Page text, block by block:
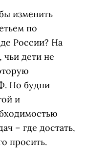
изменить
по
России? На
чьи дети не
Но будни
и
– где достать,
просить.